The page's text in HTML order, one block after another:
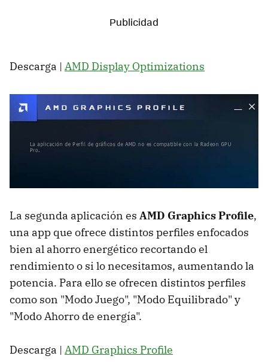
Descarga | AMD Display Optimizations
La segunda aplicación es AMD Graphics Profile,
una app que ofrece distintos perfiles enfocados
bien al ahorro energético recortando el
rendimiento o si lo necesitamos, aumentando la
potencia. Para ello se ofrecen distintos perfiles
como son "Modo Juego", "Modo Equilibrado" y
"Modo Ahorro de energía".
Descarga | AMD Graphics Profile